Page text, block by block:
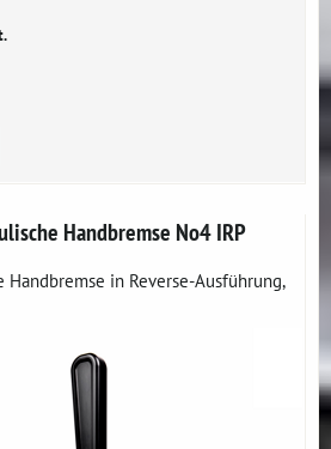
Handbremse No4 IRP
in Reverse-Ausführung,